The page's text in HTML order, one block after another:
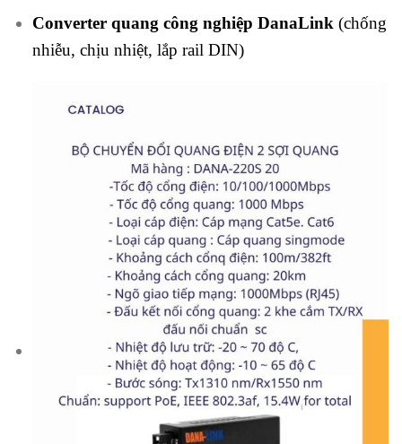
Converter quang công nghiệp DanaLink (chống
nhiễu, chịu nhiệt, lắp rail DIN)